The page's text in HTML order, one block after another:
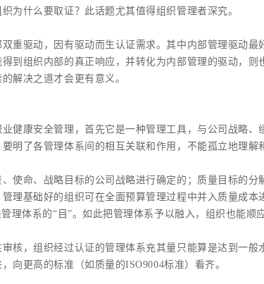
为什么要取证？此话题尤其值得组织管理者深究。
重驱动，因有驱动而生认证需求。其中内部管理驱动最
到组织内部的真正响应，并转化为内部管理的驱动，则
解决之道才会更有意义。
健康安全管理，首先它是一种管理工具，与公司战略、
明了各管理体系间的相互关联和作用，不能孤立地理解
使命、战略目标的公司战略进行确定的；质量目标的分
理基础好的组织可在全面预算管理过程中并入质量成本
理体系的“目”。如此把管理体系予以融入，组织也能顺
核，组织经过认证的管理体系充其量只能算是达到一般
向更高的标准（如质量的ISO9004标准）看齐。